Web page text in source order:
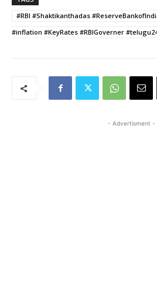
#RBI #Shaktikanthadas
#inflation #KeyRates #RBIGoverner
- Advertisment -